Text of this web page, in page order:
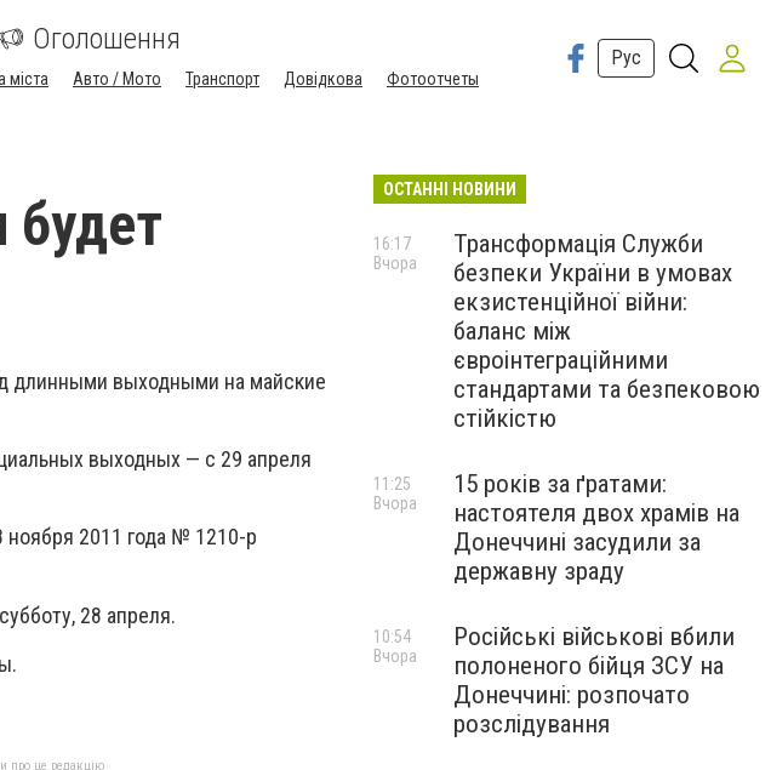
Оголошення
міста Авто / Мото Транспорт Довідкова Фотоотчеты
Рус
будет
длинными выходными на майские
выходных — с 29 апреля
2011 года № 1210-р
28 апреля.
про це редакцію
ОСТАННІ НОВИНИ
Трансформація Служби
безпеки України в умовах
екзистенційної війни:
баланс між
євроінтеграційними
стандартами та безпековою
стійкістю
16:17
Вчора
15 років за ґратами:
настоятеля двох храмів на
Донеччині засудили за
державну зраду
11:25
Вчора
Російські військові вбили
полоненого бійця ЗСУ на
Донеччині: розпочато
розслідування
10:54
Вчора